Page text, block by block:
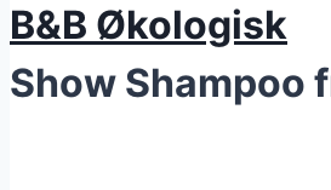
B&B Økologisk
Show Shampoo